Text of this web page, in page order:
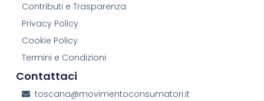
Contattaci
toscana@movimentoconsumatori.it
Contributi e Trasparenza
Privacy Policy
Cookie Policy
Termini e Condizioni